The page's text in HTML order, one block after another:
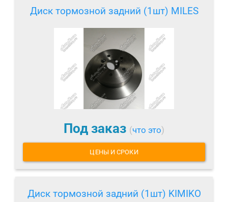
Диск тормозной задний (1шт) MILES
Под заказ (что это)
ЦЕНЫ И СРОКИ
Диск тормозной задний (1шт) KIMIKO